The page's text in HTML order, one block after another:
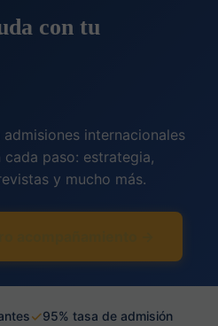
con tu
internacionales
paso: estrategia,
y mucho más.
✓95% tasa de admisión